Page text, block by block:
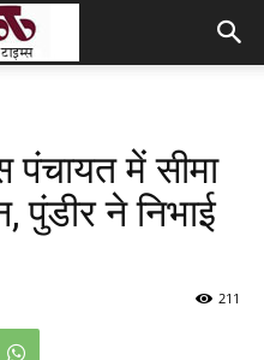
पंचायत में सीमा
पुंडीर ने निभाई
211